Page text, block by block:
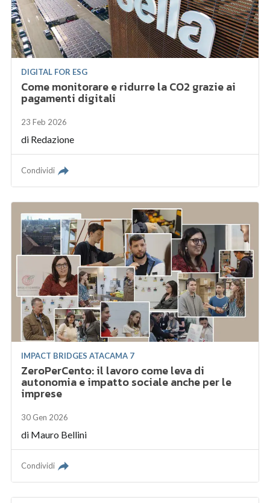
DIGITAL FOR ESG
Come monitorare e ridurre la CO2 grazie ai
pagamenti digitali
23 Feb 2026
di Redazione
Condividi
IMPACT BRIDGES ATACAMA 7
ZeroPerCento: il lavoro come leva di
autonomia e impatto sociale anche per le
imprese
30 Gen 2026
di Mauro Bellini
Condividi